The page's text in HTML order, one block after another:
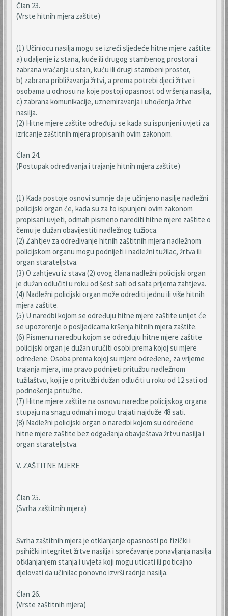
Član 23.
(Vrste hitnih mjera zaštite)
(1) Učiniocu nasilja mogu se izreći sljedeće hitne mjere zaštite:
a) udaljenje iz stana, kuće ili drugog stambenog prostora i
zabrana vraćanja u stan, kuću ili drugi stambeni prostor,
b) zabrana približavanja žrtvi, a prema potrebi djeci žrtve i
osobama u odnosu na koje postoji opasnost od vršenja nasilja,
c) zabrana komunikacije, uznemiravanja i uhođenja žrtve
nasilja.
(2) Hitne mjere zaštite određuju se kada su ispunjeni uvjeti za
izricanje zaštitnih mjera propisanih ovim zakonom.
Član 24.
(Postupak određivanja i trajanje hitnih mjera zaštite)
(1) Kada postoje osnovi sumnje da je učinjeno nasilje nadležni
policijski organ će, kada su za to ispunjeni ovim zakonom
propisani uvjeti, odmah pismeno narediti hitne mjere zaštite o
čemu je dužan obavijestiti nadležnog tužioca.
(2) Zahtjev za određivanje hitnih zaštitnih mjera nadležnom
policijskom organu mogu podnijeti i nadležni tužilac, žrtva ili
organ starateljstva.
(3) O zahtjevu iz stava (2) ovog člana nadležni policijski organ
je dužan odlučiti u roku od šest sati od sata prijema zahtjeva.
(4) Nadležni policijski organ može odrediti jednu ili više hitnih
mjera zaštite.
(5) U naredbi kojom se određuju hitne mjere zaštite unijet će
se upozorenje o posljedicama kršenja hitnih mjera zaštite.
(6) Pismenu naredbu kojom se određuju hitne mjere zaštite
policijski organ je dužan uručiti osobi prema kojoj su mjere
određene. Osoba prema kojoj su mjere određene, za vrijeme
trajanja mjera, ima pravo podnijeti pritužbu nadležnom
tužilaštvu, koji je o pritužbi dužan odlučiti u roku od 12 sati od
podnošenja pritužbe.
(7) Hitne mjere zaštite na osnovu naredbe policijskog organa
stupaju na snagu odmah i mogu trajati najduže 48 sati.
(8) Nadležni policijski organ o naredbi kojom su određene
hitne mjere zaštite bez odgađanja obavještava žrtvu nasilja i
organ starateljstva.
V. ZAŠTITNE MJERE
Član 25.
(Svrha zaštitnih mjera)
Svrha zaštitnih mjera je otklanjanje opasnosti po fizički i
psihički integritet žrtve nasilja i sprečavanje ponavljanja nasilja
otklanjanjem stanja i uvjeta koji mogu uticati ili poticajno
djelovati da učinilac ponovno izvrši radnje nasilja.
Član 26.
(Vrste zaštitnih mjera)